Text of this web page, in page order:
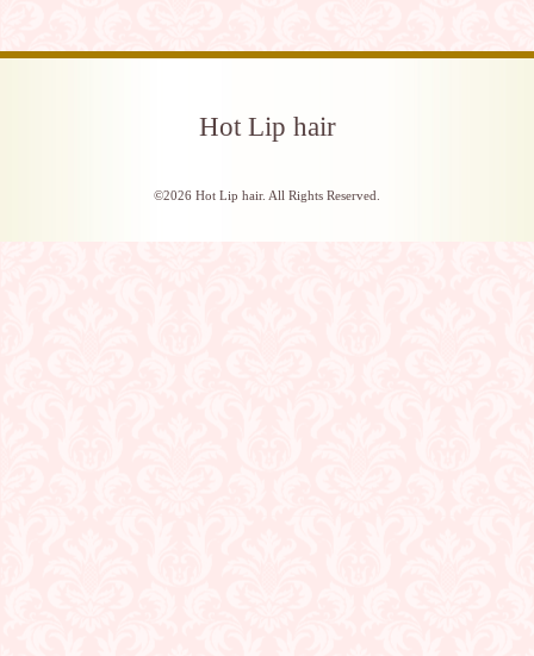
Hot Lip hair
©2026 Hot Lip hair. All Rights Reserved.